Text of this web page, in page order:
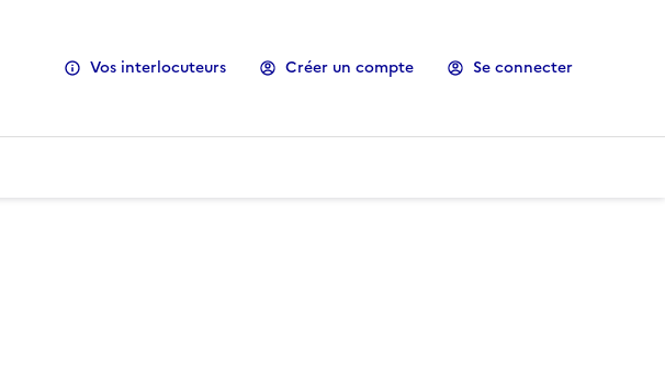
Vos interlocuteurs Créer un compte Se connecter